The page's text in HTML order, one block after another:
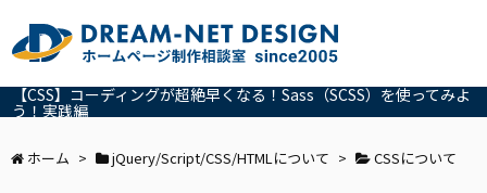
【CSS】コーディングが超絶早くなる！Sass（SCSS）を使ってみよ
う！実践編
ホーム > jQuery/Script/CSS/HTMLについて > CSSについて